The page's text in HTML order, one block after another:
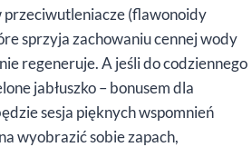
przeciwutleniacze (flawonoidy
sprzyja zachowaniu cennej wody
regeneruje. A jeśli do codziennego
jabłuszko – bonusem dla
sesja pięknych wspomnień
wyobrazić sobie zapach,